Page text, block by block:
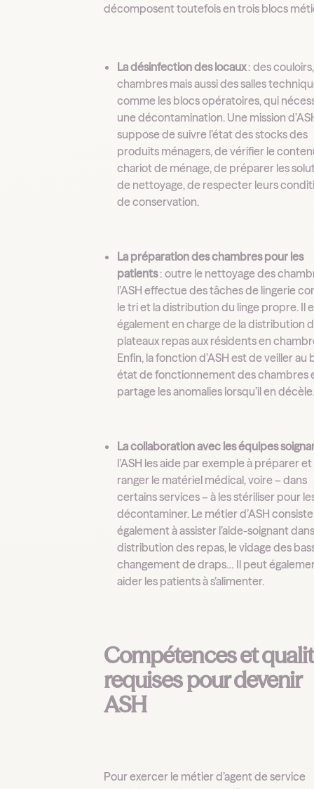
décomposent toutefois en trois blocs
La désinfection des locaux: des
chambres mais aussi des salles
comme les blocs opératoires, qui
une décontamination. Une mission
suppose de suivre l’état des stocks des
produits ménagers, de vérifier le
chariot de ménage, de préparer les
de nettoyage, de respecter leurs
de conservation.
La préparation des chambres pour les
patients: outre le nettoyage des
l’ASH effectue des tâches de lingerie
le tri et la distribution du linge propre. Il
également en charge de la distribution
plateaux repas aux résidents en
Enfin, la fonction d’ASH est de veiller au
état de fonctionnement des chambres
partage les anomalies lorsqu’il en
La collaboration avec les équipes
l’ASH les aide par exemple à préparer et
ranger le matériel médical, voire – dans
certains services – à les stériliser pour
décontaminer. Le métier d’ASH
également à assister l’aide-soignant
distribution des repas, le vidage des
changement de draps… Il peut
aider les patients à s’alimenter.
Compétences et
requises pour devenir
ASH
Pour exercer le métier d’agent de service